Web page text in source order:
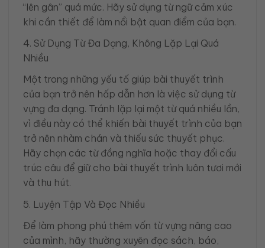
“lên gân” quá mức. Hãy sử dụng từ ngữ cảm xúc
khi cần thiết để làm nổi bật quan điểm của bạn.
4. Sử Dụng Từ Đa Dạng, Không Lặp Lại Quá
Nhiều
Một trong những yếu tố giúp bài thuyết trình
của bạn trở nên hấp dẫn hơn là việc sử dụng từ
vựng đa dạng. Tránh lặp lại một từ quá nhiều lần,
vì điều này có thể khiến bài thuyết trình của bạn
trở nên nhàm chán và thiếu sức thuyết phục.
Hãy chọn các từ đồng nghĩa hoặc thay đổi cấu
trúc câu để giữ cho bài thuyết trình luôn tươi mới
và thu hút.
5. Luyện Tập Và Đọc Nhiều
Để làm phong phú thêm vốn từ vựng nâng cao
của mình, hãy thường xuyên đọc sách, báo,